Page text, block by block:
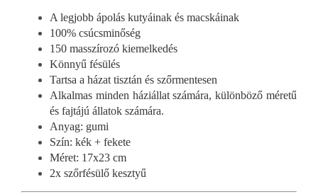
A legjobb ápolás kutyáinak és macskáinak
100% csúcsminőség
150 masszírozó kiemelkedés
Könnyű fésülés
Tartsa a házat tisztán és szőrmentesen
Alkalmas minden háziállat számára, különböző méretű
és fajtájú állatok számára.
Anyag: gumi
Szín: kék + fekete
Méret: 17x23 cm
2x szőrfésülő kesztyű